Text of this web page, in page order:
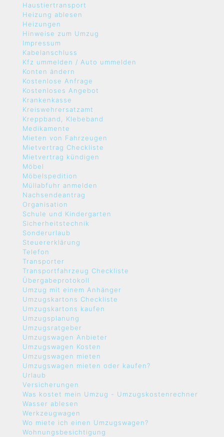
Haustiertransport
Heizung ablesen
Heizungen
Hinweise zum Umzug
Impressum
Kabelanschluss
Kfz ummelden / Auto ummelden
Konten ändern
Kostenlose Anfrage
Kostenloses Angebot
Krankenkasse
Kreiswehrersatzamt
Kreppband, Klebeband
Medikamente
Mieten von Fahrzeugen
Mietvertrag Checkliste
Mietvertrag kündigen
Möbel
Möbelspedition
Müllabfuhr anmelden
Nachsendeantrag
Organisation
Schule und Kindergarten
Sicherheitstechnik
Sonderurlaub
Steuererklärung
Telefon
Transporter
Transportfahrzeug Checkliste
Übergabeprotokoll
Umzug mit einem Anhänger
Umzugskartons Checkliste
Umzugskartons kaufen
Umzugsplanung
Umzugsratgeber
Umzugswagen Anbieter
Umzugswagen Kosten
Umzugswagen mieten
Umzugswagen mieten oder kaufen?
Urlaub
Versicherungen
Was kostet mein Umzug - Umzugskostenrechner
Wasser ablesen
Werkzeugwagen
Wo miete ich einen Umzugswagen?
Wohnungsbesichtigung